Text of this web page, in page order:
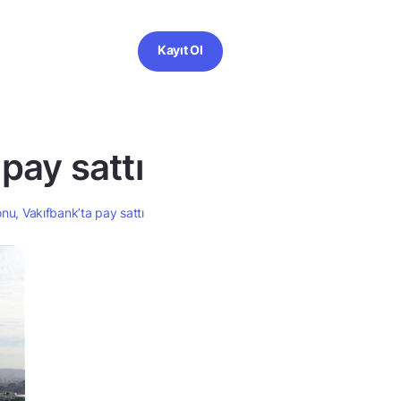
Kayıt Ol
sattı
Vakıfbank’ta pay sattı